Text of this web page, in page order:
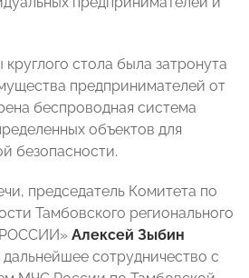
стола была затронута
предпринимателей от
беспроводная система
объектов для
безопасности.
председатель Комитета по
Тамбовского регионального
Алексей Зыбин
сотрудничество с